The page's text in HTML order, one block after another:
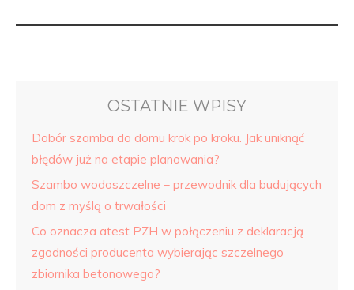
OSTATNIE WPISY
Dobór szamba do domu krok po kroku. Jak uniknąć
błędów już na etapie planowania?
Szambo wodoszczelne – przewodnik dla budujących
dom z myślą o trwałości
Co oznacza atest PZH w połączeniu z deklaracją
zgodności producenta wybierając szczelnego
zbiornika betonowego?